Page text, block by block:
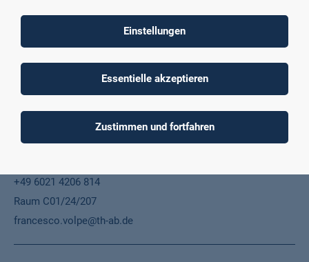
dozent17105@th-ab.de
Volpe, Francesco, Prof. Dr.-Ing.
+49 6021 4206 814
Raum C01/24/207
francesco.volpe@th-ab.de
Einstellungen
Essentielle akzeptieren
Zustimmen und fortfahren